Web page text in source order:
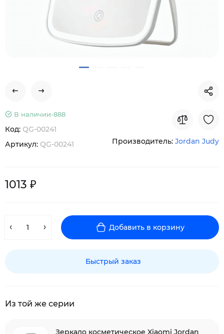
В наличии-888
Код: QG-00241
Артикул: QG-00241 Производитель: Jordan Judy
1013 ₽
Добавить в корзину
Быстрый заказ
Из той же серии
Зеркало косметическое Xiaomi Jordan